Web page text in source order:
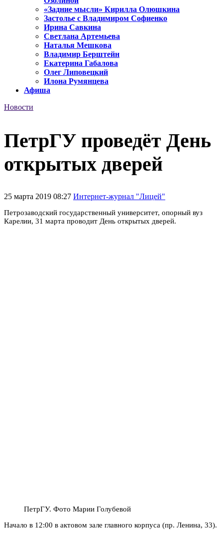
«Задние мысли» Кирилла Олюшкина
Застолье с Владимиром Софиенко
Ирина Савкина
Светлана Артемьева
Наталья Мешкова
Владимир Берштейн
Екатерина Габалова
Олег Липовецкий
Илона Румянцева
Афиша
Новости
ПетрГУ проведёт День
открытых дверей
25 марта 2019 08:27 Интернет-журнал "Лицей"
Петрозаводский государственный университет, опорный вуз
Карелии, 31 марта проводит День открытых дверей.
ПетрГУ. Фото Марии Голубевой
Начало в 12:00 в актовом зале главного корпуса (пр. Ленина, 33).